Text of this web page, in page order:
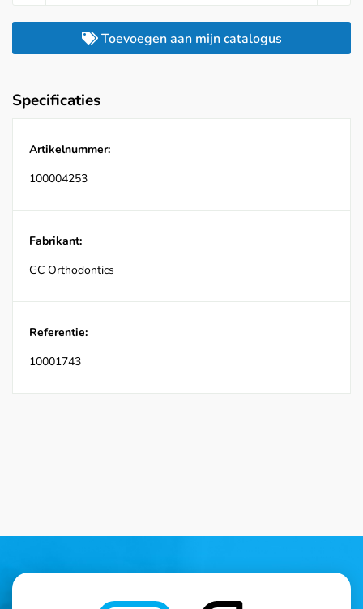
Toevoegen aan mijn catalogus
Specificaties
Artikelnummer:
100004253
Fabrikant:
GC Orthodontics
Referentie:
10001743